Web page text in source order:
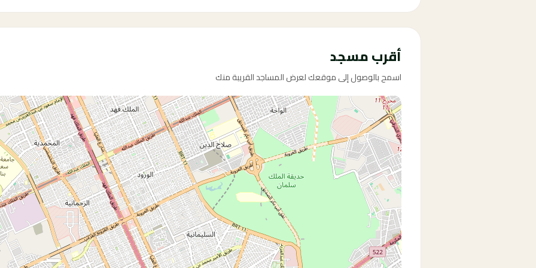
أقرب مسجد
اسمح بالوصول إلى موقعك لعرض المساجد القريبة منك